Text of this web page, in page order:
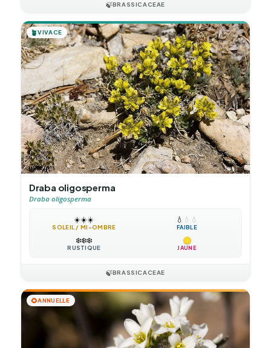
🍃BRASSICACEAE
🪴VIVACE
Draba oligosperma
Draba oligosperma
☀️☀️☀️
SOLEIL / MI-OMBRE
💧 💧 💧
FAIBLE
❄️❄️❄️
RUSTIQUE JAUNE
🍃BRASSICACEAE
🌻ANNUELLE